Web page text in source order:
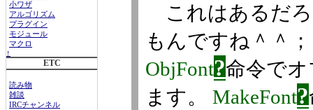
小ワザ
アルゴリズム
プラグイン
モジュール
マクロ
↑
ETC
読み物
雑談
IRCチャンネル
これはあるだろ
もんですね＾＾
ObjFont?命令で
ます。 MakeFont?